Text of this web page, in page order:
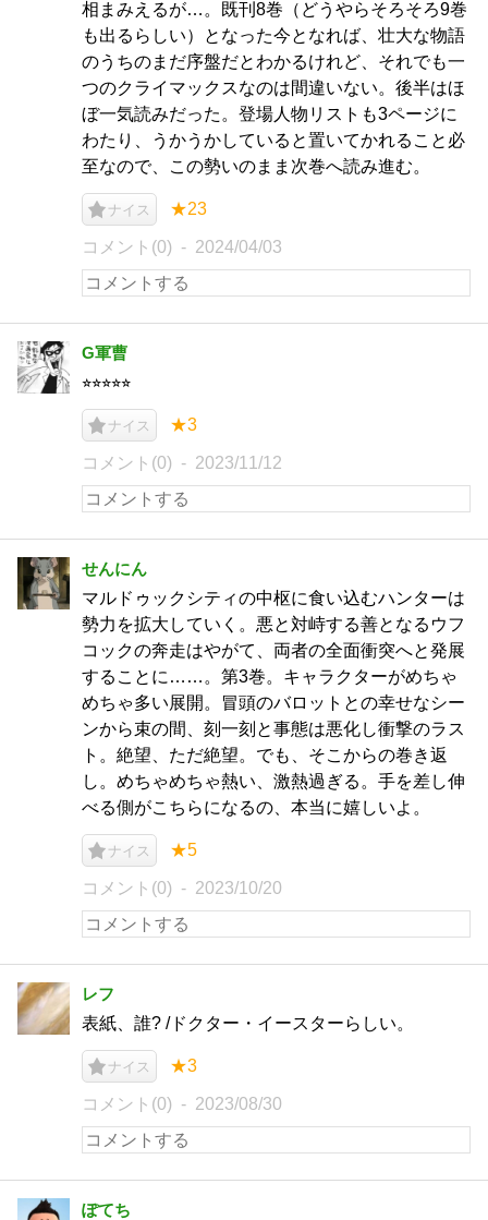
相まみえるが…。既刊8巻（どうやらそろそろ9巻
も出るらしい）となった今となれば、壮大な物語
のうちのまだ序盤だとわかるけれど、それでも一
つのクライマックスなのは間違いない。後半はほ
ぼ一気読みだった。登場人物リストも3ページに
わたり、うかうかしていると置いてかれること必
至なので、この勢いのまま次巻へ読み進む。
ナイス ★23
コメント(0) 2024/04/03
G軍曹
⭐︎⭐︎⭐︎⭐︎⭐︎
ナイス ★3
コメント(0) 2023/11/12
せんにん
マルドゥックシティの中枢に食い込むハンターは
勢力を拡大していく。悪と対峙する善となるウフ
コックの奔走はやがて、両者の全面衝突へと発展
することに……。第3巻。キャラクターがめちゃ
めちゃ多い展開。冒頭のバロットとの幸せなシー
ンから束の間、刻一刻と事態は悪化し衝撃のラス
ト。絶望、ただ絶望。でも、そこからの巻き返
し。めちゃめちゃ熱い、激熱過ぎる。手を差し伸
べる側がこちらになるの、本当に嬉しいよ。
ナイス ★5
コメント(0) 2023/10/20
レフ
表紙、誰? /ドクター・イースターらしい。
ナイス ★3
コメント(0) 2023/08/30
ぽてち